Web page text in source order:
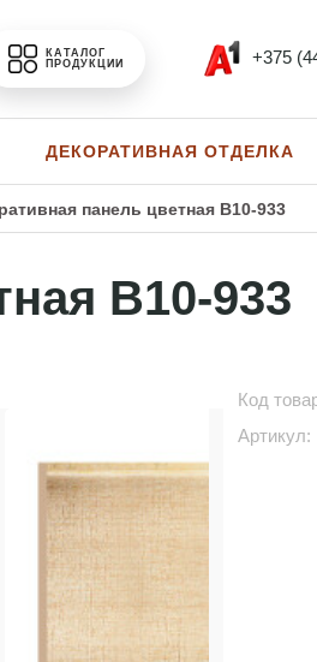
КАТАЛОГ
ПРОДУКЦИИ
+375
ДЕКОРАТИВНАЯ ОТДЕЛКА
панель цветная B10-933
B10-933
Код
Артикул: